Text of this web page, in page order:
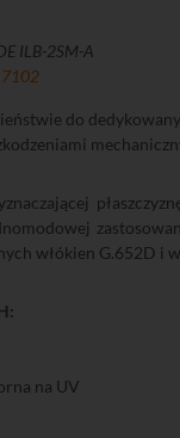
ILB-2SM-A
do
włókien G.652D i
na UV